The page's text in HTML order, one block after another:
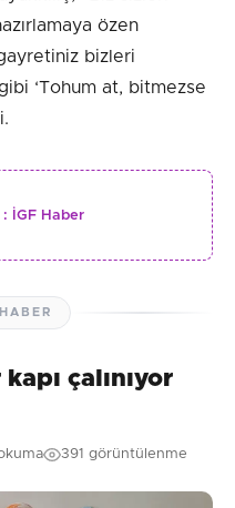
özen
bizleri
‘Tohum at, bitmezse
: İGF Haber
çalınıyor
391 görüntülenme